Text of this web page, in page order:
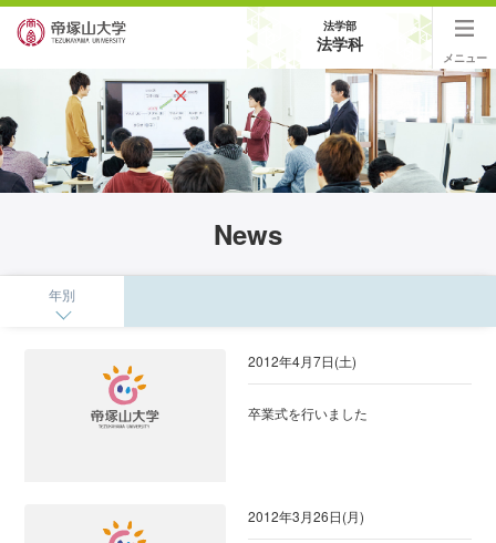
法学部
法学科
メニュー
News
年別
2012年4月7日(土)
卒業式を行いました
2012年3月26日(月)